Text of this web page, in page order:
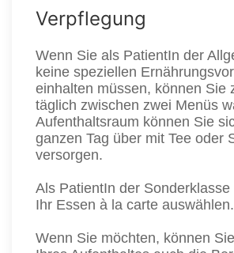
Verpflegung
Wenn Sie als PatientIn der
keine speziellen
einhalten müssen, können Sie
täglich zwischen zwei Menüs
Aufenthaltsraum können Sie
ganzen Tag über mit Tee oder
versorgen.
Als PatientIn der
Ihr Essen à la carte auswählen.
Wenn Sie möchten, können